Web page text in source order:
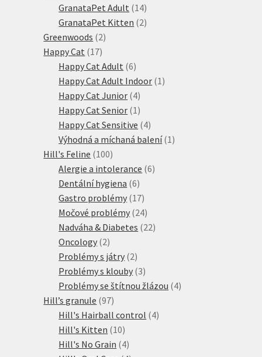
produktů
GranataPet Adult 1414
produktů
GranataPet Kitten 22
Greenwoods 22
Happy Cat 1717
produktů
Happy Cat Adult 66
produktů
Happy Cat Adult Indoor 1 1
Happy Cat Junior 44
produkty
Happy Cat Senior 1 1
produkt
Happy Cat Sensitive 44
produkty
Výhodná a míchaná balení 1 1
Hill's Feline 100100
produktů
Alergie a intolerance 66
Dentální hygiena 66
produktů
Gastro problémy 1717
produktů
Močové problémy 2424
produktů
Nadváha & Diabetes 2222
Oncology 22
produkty
Problémy s játry 22
produkty
Problémy s klouby 33
produkty
Problémy se štítnou žlázou 44
Hill’s granule 9797
produktů
Hill's Hairball control 44
Hill's Kitten 1010
produktů
Hill's No Grain 44